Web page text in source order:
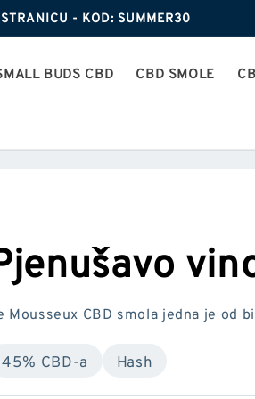
- KOD: SUMMER30
BUDS CBD CBD SMOLE
Mousseux CBD smola jedna je od
45% CBD-a Hash